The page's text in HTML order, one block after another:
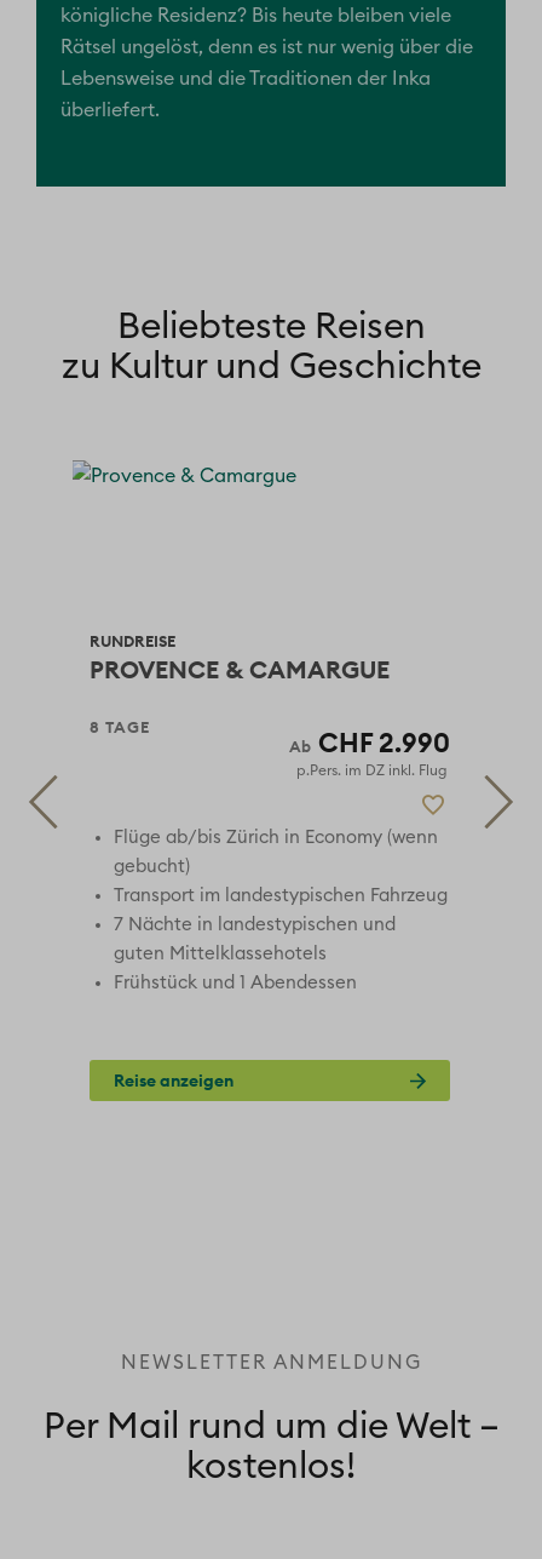
königliche Residenz? Bis heute bleiben viele
Rätsel ungelöst, denn es ist nur wenig über die
Lebensweise und die Traditionen der Inka
überliefert.
Beliebteste Reisen
zu Kultur und Geschichte
RUNDREISE
PROVENCE & CAMARGUE
8 TAGE CHF 2.990
p.Pers. im DZ inkl. Flug
Flüge ab/bis Zürich in Economy (wenn
gebucht)
Transport im landestypischen Fahrzeug
7 Nächte in landestypischen und
guten Mittelklassehotels
Frühstück und 1 Abendessen
Reise anzeigen
NEWSLETTER ANMELDUNG
Per Mail rund um die Welt –
kostenlos!